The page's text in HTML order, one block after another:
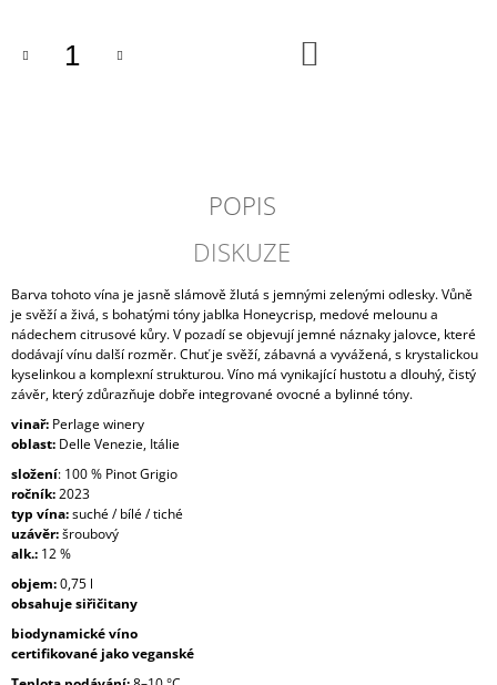
POPIS
DISKUZE
Barva tohoto vína je jasně slámově žlutá s jemnými zelenými odlesky. Vůně
je svěží a živá, s bohatými tóny jablka Honeycrisp, medové melounu a
nádechem citrusové kůry. V pozadí se objevují jemné náznaky jalovce, které
dodávají vínu další rozměr. Chuť je svěží, zábavná a vyvážená, s krystalickou
kyselinkou a komplexní strukturou. Víno má vynikající hustotu a dlouhý, čistý
závěr, který zdůrazňuje dobře integrované ovocné a bylinné tóny.
vinař: Perlage winery
oblast: Delle Venezie, Itálie
složení: 100 % Pinot Grigio
ročník:2023
typ vína:suché / bílé / tiché
uzávěr:šroubový
alk.: 12 %
objem:0,75 l
obsahuje siřičitany
biodynamické víno
certifikované jako veganské
ZRNKOVÁ